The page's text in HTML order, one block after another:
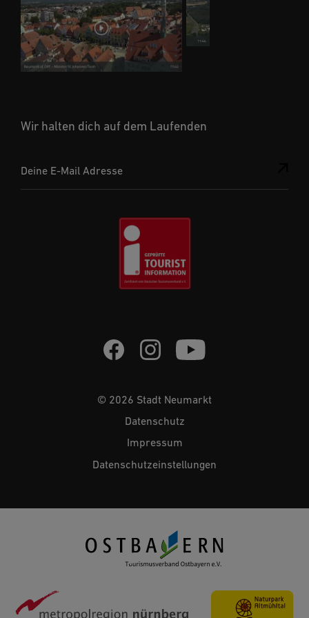
Wir halten dich auf dem Laufenden
Deine E-Mail Adresse
© 2026 Stadt Neumarkt
Datenschutz
Impressum
Datenschutzeinstellungen